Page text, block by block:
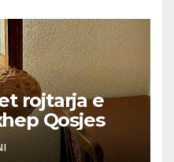
rojtarja e
Qosjes